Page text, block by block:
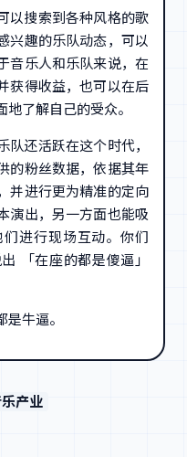
以搜索到各种风格的歌
兴趣的乐队动态，可以
音乐人和乐队来说，在
获得收益，也可以在后
了解自己的受众。
队还活跃在这个时代，
的粉丝数据，依据其年
并进行更为精准的定向
演出，另一方面也能吸
进行现场互动。你们
「在座的都是傻逼」
牛逼。
产业